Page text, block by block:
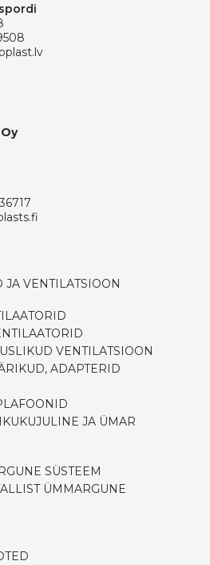
JA VENTILATSIOON
VENTILATSIOON
ADAPTERID
JA ÜMAR
SÜSTEEM
ÜMMARGUNE